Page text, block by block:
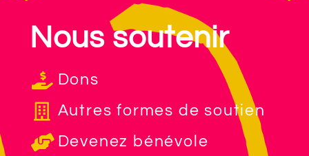
Nous soutenir
Dons
Autres formes de soutien
Devenez bénévole